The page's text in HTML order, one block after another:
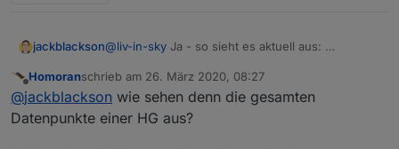
jackblackson@liv-in-sky Ja - so sieht es aktuell aus:
Offline
Homoranschrieb am 26. März 2020, 08:27
zuletzt editiert von
@jackblackson wie sehen denn die gesamten
Datenpunkte einer HG aus?